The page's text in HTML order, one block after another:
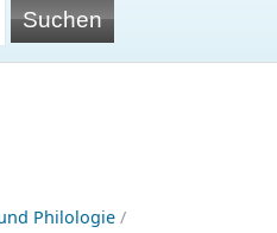
Philologie /